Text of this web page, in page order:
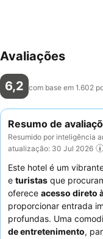
Avaliações
6,2 com base em 1.602
Resumo de
Resumido por inteligência
atualização: 30 Jul 2026
Este hotel é um
e turistas que
oferece acesso direto
proporcionar entrada
profundas. Uma
de entretenimento,